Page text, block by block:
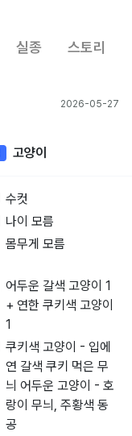
실종 스토리
2026-05-27
고양이
수컷
나이 모름
몸무게 모름
어두운 갈색 고양이 1
+ 연한 쿠키색 고양이
1
쿠키색 고양이 - 입에
연 갈색 쿠키 먹은 무
늬 어두운 고양이 - 호
랑이 무늬, 주황색 동
공